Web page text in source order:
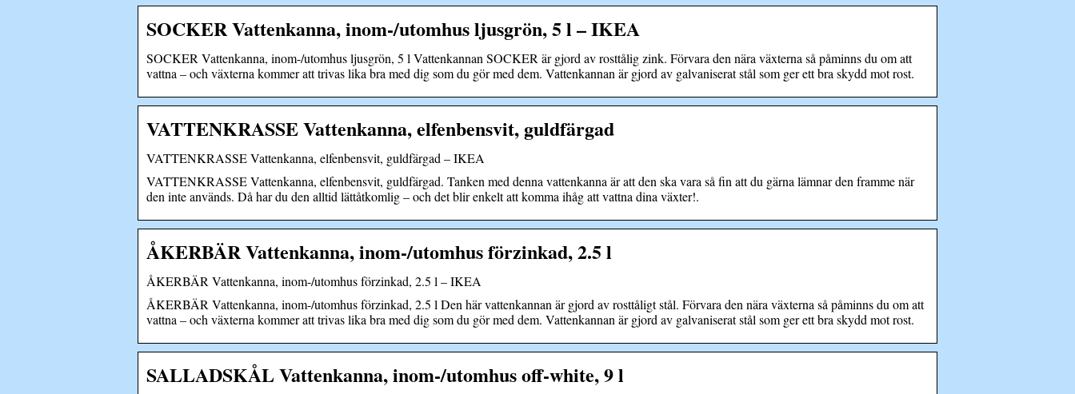
SOCKER Vattenkanna, inom-/utomhus ljusgrön, 5 l – IKEA
SOCKER Vattenkanna, inom-/utomhus ljusgrön, 5 l Vattenkannan SOCKER är gjord av rosttålig zink. Förvara den nära växterna så påminns du om att
vattna – och växterna kommer att trivas lika bra med dig som du gör med dem. Vattenkannan är gjord av galvaniserat stål som ger ett bra skydd mot rost.
VATTENKRASSE Vattenkanna, elfenbensvit, guldfärgad
VATTENKRASSE Vattenkanna, elfenbensvit, guldfärgad – IKEA
VATTENKRASSE Vattenkanna, elfenbensvit, guldfärgad. Tanken med denna vattenkanna är att den ska vara så fin att du gärna lämnar den framme när
den inte används. Då har du den alltid lättåtkomlig – och det blir enkelt att komma ihåg att vattna dina växter!.
ÅKERBÄR Vattenkanna, inom-/utomhus förzinkad, 2.5 l
ÅKERBÄR Vattenkanna, inom-/utomhus förzinkad, 2.5 l – IKEA
ÅKERBÄR Vattenkanna, inom-/utomhus förzinkad, 2.5 l Den här vattenkannan är gjord av rosttåligt stål. Förvara den nära växterna så påminns du om att
vattna – och växterna kommer att trivas lika bra med dig som du gör med dem. Vattenkannan är gjord av galvaniserat stål som ger ett bra skydd mot rost.
SALLADSKÅL Vattenkanna, inom-/utomhus off-white, 9 l